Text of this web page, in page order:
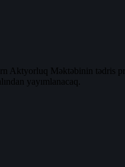
Aktyorluq Məktəbinin tədris
yayımlanacaq.